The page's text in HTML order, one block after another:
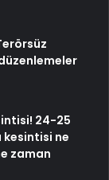
24-25
kesintisi ne
zaman